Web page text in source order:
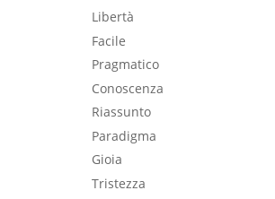
Libertà
Facile
Pragmatico
Conoscenza
Riassunto
Paradigma
Gioia
Tristezza